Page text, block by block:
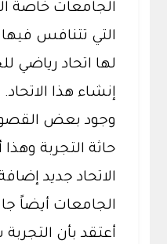
الجامعات خاصة
التي تتنافس
لها اتحاد رياضي
إنشاء هذا
وجود بعض
حاثة التجربة
الاتحاد جديد
الجامعات أيضاً
أعتقد بأن